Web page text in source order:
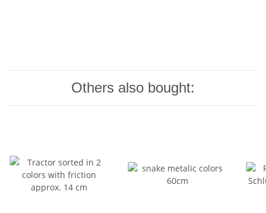
Others also bought: